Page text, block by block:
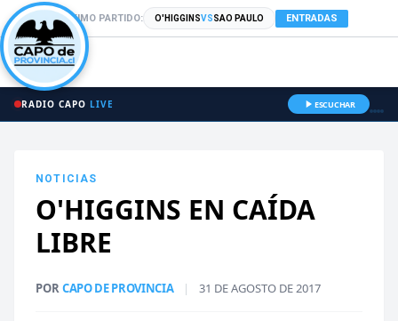
PRÓXIMO PARTIDO: O'HIGGINSVSSAO PAULO ENTRADAS
RADIO CAPO LIVE ESCUCHAR
NOTICIAS
O'HIGGINS EN CAÍDA
LIBRE
PORCAPO DE PROVINCIA | 31 DE AGOSTO DE 2017